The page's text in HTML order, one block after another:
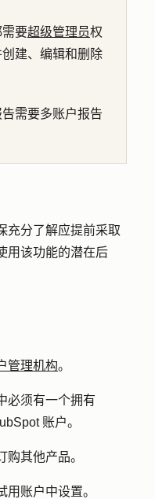
要超级管理员权
建、编辑和删除
需要多账户报告
充分了解应提前采取
用该功能的潜在后
管理机构。
必须有一个拥有
账户。
其他产品。
账户中设置。